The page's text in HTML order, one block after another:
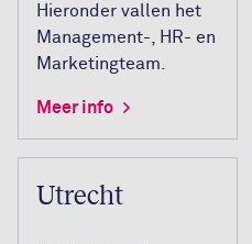
Hieronder vallen het
Management-, HR- en
Marketingteam.
Meer info
Utrecht